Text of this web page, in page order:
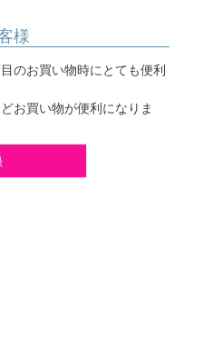
様
のお買い物時にとても便利
お買い物が便利になりま